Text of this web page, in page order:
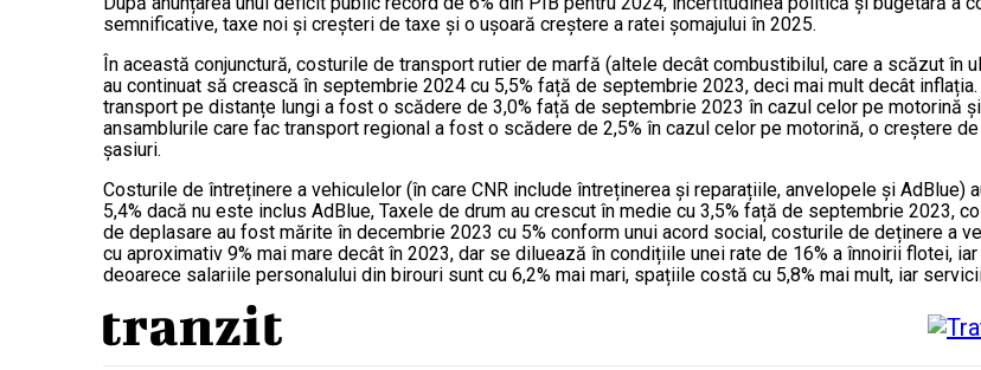
semnificative, taxe noi și creșteri de taxe și o ușoară creștere a ratei șomajului în 2025.
În această conjunctură, costurile de transport rutier de marfă (altele decât combustibilul, care a scăzut în
au continuat să crească în septembrie 2024 cu 5,5% față de septembrie 2023, deci mai mult decât
transport pe distanțe lungi a fost o scădere de 3,0% față de septembrie 2023 în cazul celor pe motorină
ansamblurile care fac transport regional a fost o scădere de 2,5% în cazul celor pe motorină, o creștere
șasiuri.
Costurile de întreținere a vehiculelor (în care CNR include întreținerea și reparațiile, anvelopele și AdBlue)
5,4% dacă nu este inclus AdBlue, Taxele de drum au crescut în medie cu 3,5% față de septembrie 2023,
de deplasare au fost mărite în decembrie 2023 cu 5% conform unui acord social, costurile de deținere a
cu aproximativ 9% mai mare decât în 2023, dar se diluează în condițiile unei rate de 16% a înnoirii flotei,
deoarece salariile personalului din birouri sunt cu 6,2% mai mari, spațiile costă cu 5,8% mai mult, iar